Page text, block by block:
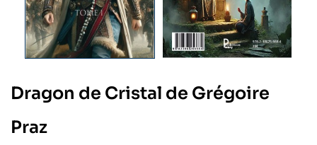
Dragon de Cristal de Grégoire
Praz